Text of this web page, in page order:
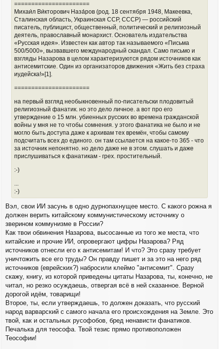
======================
Михаи́л Ви́кторович Наза́ров (род. 18 сентября 1948, Макеевка,
Сталинская область, Украинская ССР, СССР) — российский
писатель, публицист, общественный, политический и религиозный
деятель, православный монархист. Основатель издательства
«Русская идея». Известен как автор так называемого «Письма
500/5000», вызвавшего международный скандал. Само письмо и
взгляды Назарова в целом характеризуются рядом источников как
антисемитские. Один из организаторов движения «Жить без страха
иудейска!»[1].
======================
на первый взгляд необыкновенный по-писательски плодовитый
религиозный фанатик. но это дело личное. а вот про его
утверждение о 15 млн. убиенных русских во времена гражданской
войны у мня не то чтобы сомнения. у этого фанатика не было и не
могло быть доступа даже к архивам тех времён, чтобы самому
подсчитать всех до единого. он там ссылается на какое-то 365 - что
за источник непонятно. но дело даже не в этом. слушать и даже
прислушиваться к фанатикам - грех. простительный.
:-)
...
:-)
Вэл, свои ИИ засунь в одно дурнопахнущее место. С какого рожна я
должен верить китайскому коммунистическому источнику о
зверином коммунизме в России?
Как твои обвинения Назарова, высосанные из того же места, что
китайские и прочие ИИ, опровергают цифры Назарова? Ряд
источников отнесли его к антисемитам! И что? Это сразу требует
уничтожить все его труды? Он правду пишет и за это на него ряд
источников (еврейских?) набросили клеймо "антисемит". Сразу
скажу, книгу, из которой приведены цитаты Назарова, ты, конечно, не
читал, но резко осуждаешь, отвергая всё в ней сказанное. Верной
дорогой идём, товарищи!
Второе, ты, если утверждаешь, то должен доказать, что русский
народ варварский с самого начала его происхождения на Земле. Это
твой, как и остальных русофобов, бред ненависти фанатиков.
Печалька для теософа. Твой тезис прямо противоположен
Теософии!